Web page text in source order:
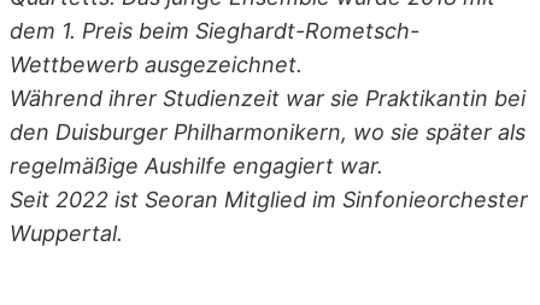
dem 1. Preis beim Sieghardt-Rometsch-
Wettbewerb ausgezeichnet.
Während ihrer Studienzeit war sie Praktikantin bei
den Duisburger Philharmonikern, wo sie später als
regelmäßige Aushilfe engagiert war.
Seit 2022 ist Seoran Mitglied im Sinfonieorchester
Wuppertal.